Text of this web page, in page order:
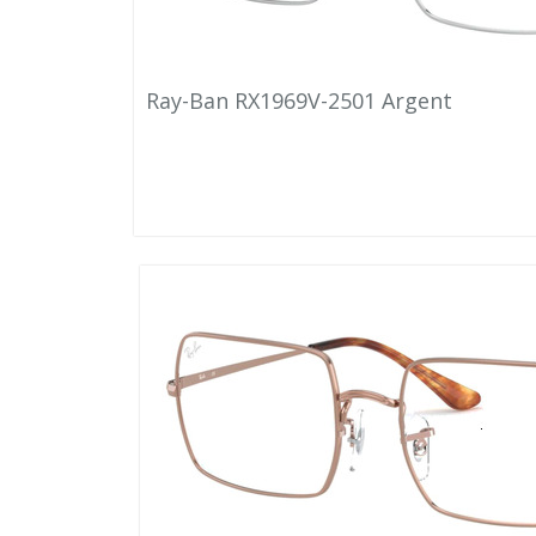
Ray-Ban RX1969V-2501 Argent